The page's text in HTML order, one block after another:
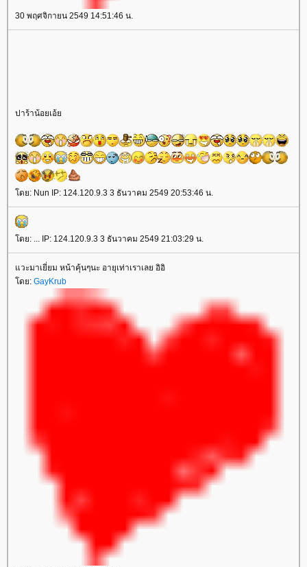
30 พฤศจิกายน 2549 14:51:46 น.
ปาร้าน้อยเอ้
ดย: Nun IP: 124.120.9.3 3 ธันวาคม 2549 20:53:46 น.
ดย: ... IP: 124.120.9.3 3 ธันวาคม 2549 21:03:29 น.
วะมาเยี่ยม หน้าคุ้นๆนะ อายุเท่าเราเลย อิอิ
ดย: GayKrub